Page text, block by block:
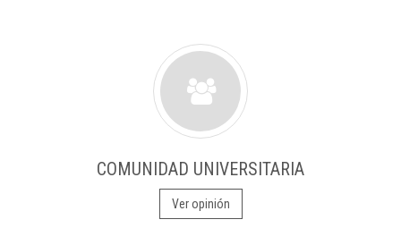
COMUNIDAD UNIVERSITARIA
Ver opinión